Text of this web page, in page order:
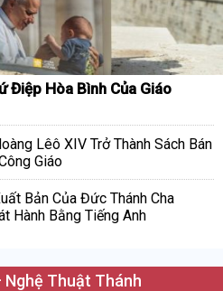
Điệp Hòa Bình Của Giáo
Lêô XIV Trở Thành Sách Bán
Giáo
Bản Của Đức Thánh Cha
Hành Bằng Tiếng Anh
Nghệ Thuật Thánh